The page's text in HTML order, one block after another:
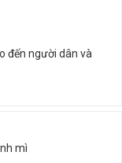
đến người dân và
mì